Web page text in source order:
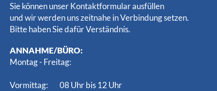
Sie können unser Kontaktformular ausfüllen
und wir werden uns zeitnahe in Verbindung setzen.
Bitte haben Sie dafür Verständnis.
ANNAHME/BÜRO:
Montag - Freitag:
Vormittag: 08 Uhr bis 12 Uhr